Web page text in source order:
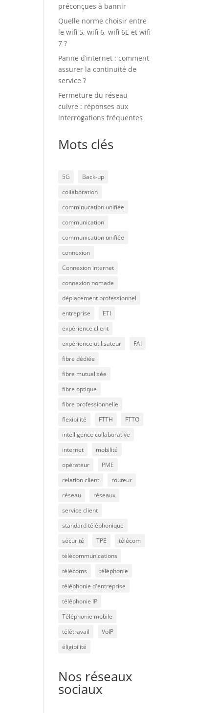
préconçues à bannir
Quelle norme choisir entre
le wifi 5, wifi 6, wifi 6E et wifi
7 ?
Panne d’internet : comment
assurer la continuité de
service ?
Fermeture du réseau
cuivre : réponses aux
interrogations fréquentes
Mots clés
5G
Back-up
collaboration
comminucation unifiée
communication
communication unifiée
connexion
Connexion internet
connexion nomade
déplacement professionnel
entreprise
ETI
expérience client
expérience utilisateur
FAI
fibre dédiée
fibre mutualisée
fibre optique
fibre professionnelle
flexibilité
FTTH
FTTO
intelligence collaborative
internet
mobilité
opérateur
PME
relation client
routeur
réseau
réseaux
service client
standard téléphonique
sécurité
TPE
télécom
télécommunications
télécoms
téléphonie
téléphonie d'entreprise
téléphonie IP
Téléphonie mobile
télétravail
VoIP
éligibilité
Nos réseaux
sociaux